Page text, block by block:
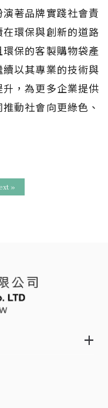
著品牌實踐社會責
環保與創新的道路
保的客製購物袋產
以其專業的技術與
，為更多企業提供
動社會向更綠色、
»